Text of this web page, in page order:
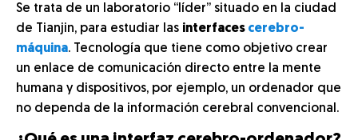
Se trata de un laboratorio “líder” situado en la ciudad
de Tianjin, para estudiar las interfaces cerebro-
máquina. Tecnología que tiene como objetivo crear
un enlace de comunicación directo entre la mente
humana y dispositivos, por ejemplo, un ordenador que
no dependa de la información cerebral convencional.